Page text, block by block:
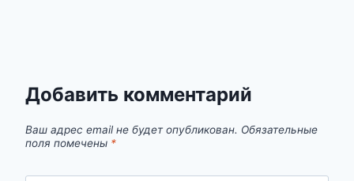
Добавить комментарий
Ваш адрес email не будет опубликован. Обязательные
поля помечены *